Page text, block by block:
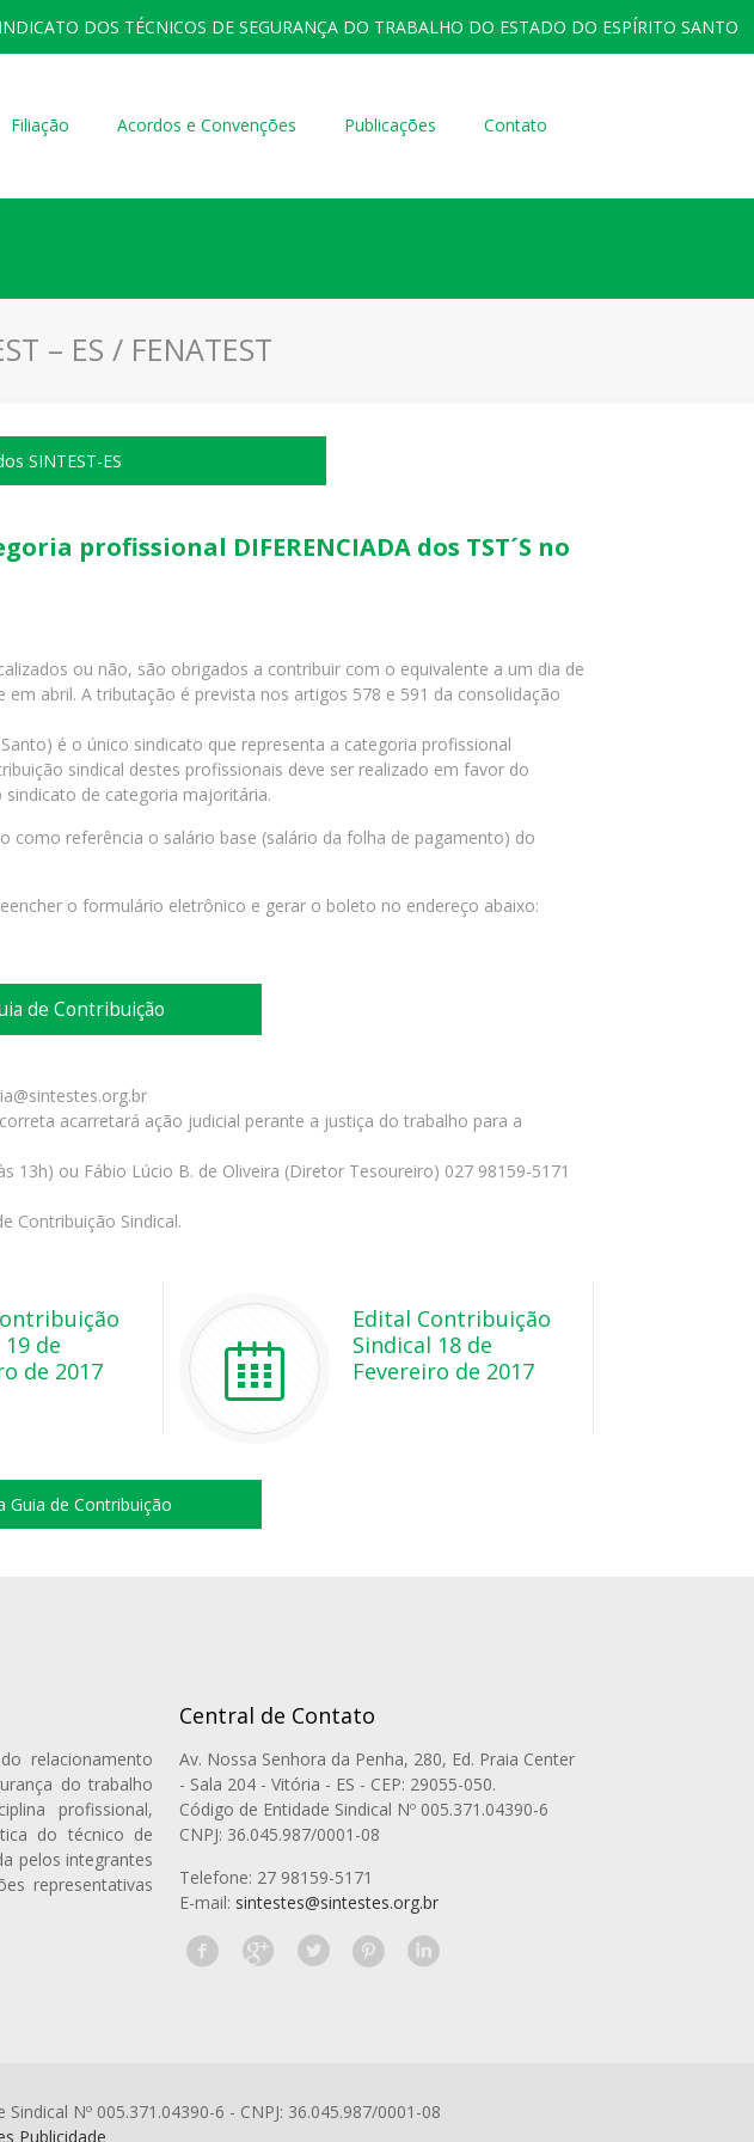
DOS TÉCNICOS DE SEGURANÇA DO TRABALHO DO ESTADO DO ESPÍRITO SANTO
Filiação Acordos e Convenções Publicações Contato
– ES / FENATEST
SINTEST-ES
profissional DIFERENCIADA dos TST´S no
ou não, são obrigados a contribuir com o equivalente a um dia de
abril. A tributação é prevista nos artigos 578 e 591 da consolidação
é o único sindicato que representa a categoria profissional
sindical destes profissionais deve ser realizado em favor do
de categoria majoritária.
como referência o salário base (salário da folha de pagamento) do
o formulário eletrônico e gerar o boleto no endereço abaixo:
de Contribuição
acarretará ação judicial perante a justiça do trabalho para a
13h) ou Fábio Lúcio B. de Oliveira (Diretor Tesoureiro) 027 98159-5171
Contribuição Sindical.
de
de 2017
Edital Contribuição
Sindical 18 de
Fevereiro de 2017
Guia de Contribuição
relacionamento
do trabalho
profissional,
do técnico de
pelos integrantes
representativas
Central de Contato
Av. Nossa Senhora da Penha, 280, Ed. Praia Center
- Sala 204 - Vitória - ES - CEP: 29055-050.
Código de Entidade Sindical Nº 005.371.04390-6
CNPJ: 36.045.987/0001-08
Telefone: 27 98159-5171
E-mail: sintestes@sintestes.org.br
Nº 005.371.04390-6 - CNPJ: 36.045.987/0001-08
Publicidade